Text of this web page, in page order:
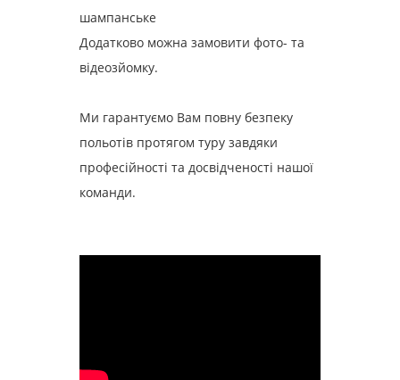
шампанське
Додатково можна замовити фото- та
відеозйомку.
Ми гарантуємо Вам повну безпеку
польотів протягом туру завдяки
професійності та досвідченості нашої
команди.